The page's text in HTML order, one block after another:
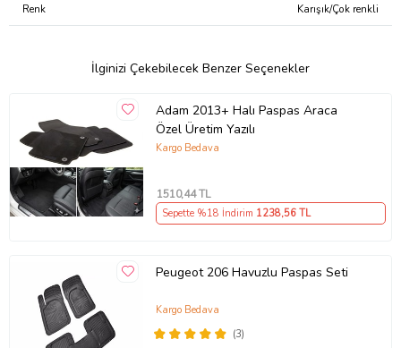
X6 2015+ Halı Paspas Araca Özel Üretim Yazılı
Siparişleriniz darbe emici özel ambalajlarla, kargoda zarar
görmeyecek şekilde paketlenerek tarafınıza ulaştırılır. %100
Ürün Kodu:kcm68347359
Renk Karışık/Çok renkli
İlginizi Çekebilecek Benzer Seçenekler
Adam 2013+ Halı Paspas Araca
Özel Üretim Yazılı
Kargo Bedava
1510,44 TL
Sepette %18 İndirim 1238,56 TL
Peugeot 206 Havuzlu Paspas Seti
(3)
Kargo Bedava